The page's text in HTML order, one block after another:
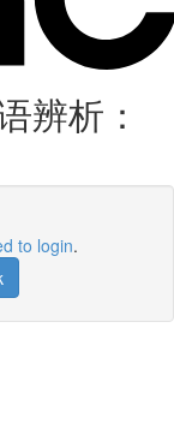
辨析：
to login.